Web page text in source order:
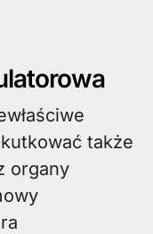
także
organy